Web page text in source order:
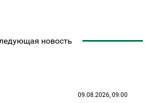
новость
09.08.2026, 09:00